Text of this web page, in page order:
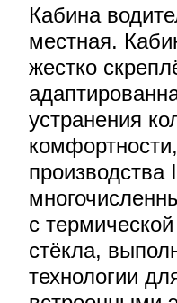
Кабина
местная.
жестко
устранения
с
стёкла,
технологии